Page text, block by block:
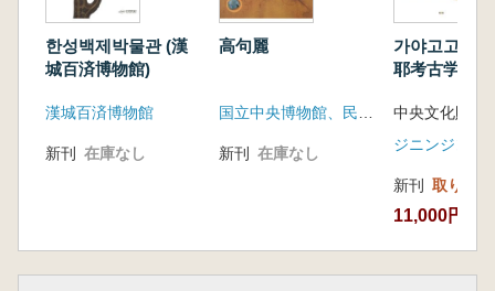
한성백제박물관 (漢
城百済博物館)
漢城百済博物館
新刊 在庫なし
高句麗
国立中央博物館、民族和解協力汎国民協議会、中都日報
新刊 在庫なし
가야고고학
耶考古学概
中央文化財
ジニンジン
新刊 取り寄せ
11,000円